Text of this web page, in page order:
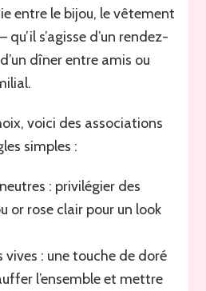
entre le bijou, le vêtement
s’agisse d’un rendez-
dîner entre amis ou
voici des associations
simples :
: privilégier des
or rose clair pour un look
vives : une touche de doré
l’ensemble et mettre